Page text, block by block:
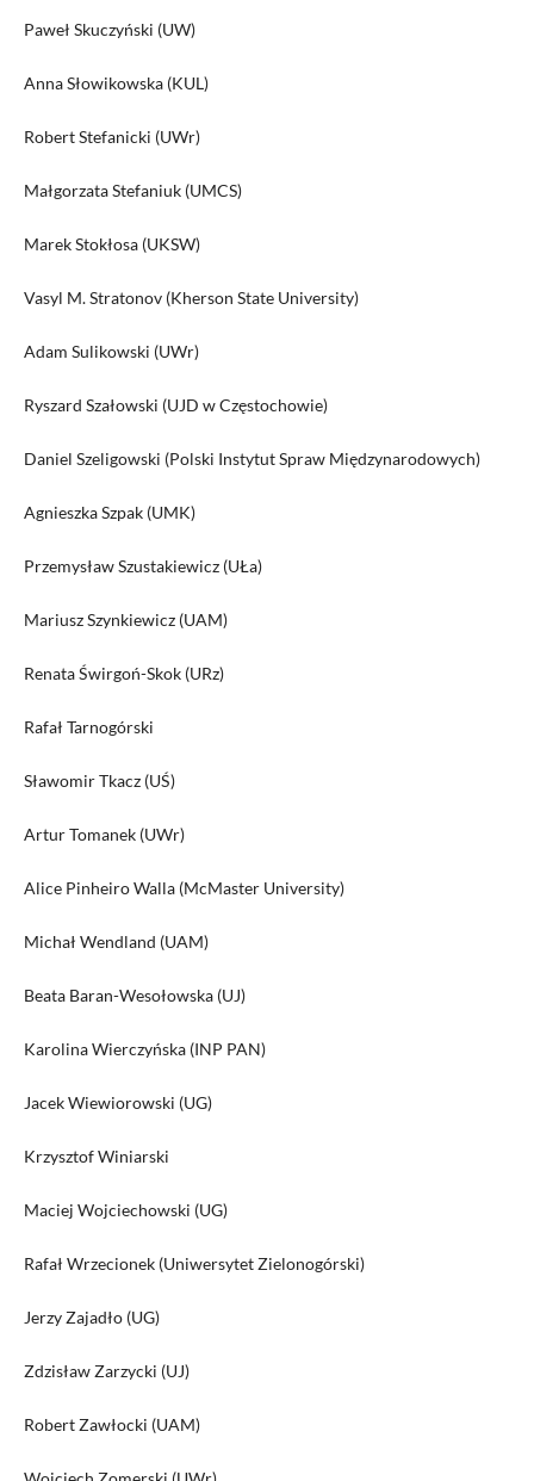
Paweł Skuczyński (UW)
Anna Słowikowska (KUL)
Robert Stefanicki (UWr)
Małgorzata Stefaniuk (UMCS)
Marek Stokłosa (UKSW)
Vasyl M. Stratonov (Kherson State University)
Adam Sulikowski (UWr)
Ryszard Szałowski (UJD w Częstochowie)
Daniel Szeligowski (Polski Instytut Spraw Międzynarodowych)
Agnieszka Szpak (UMK)
Przemysław Szustakiewicz (UŁa)
Mariusz Szynkiewicz (UAM)
Renata Świrgoń-Skok (URz)
Rafał Tarnogórski
Sławomir Tkacz (UŚ)
Artur Tomanek (UWr)
Alice Pinheiro Walla (McMaster University)
Michał Wendland (UAM)
Beata Baran-Wesołowska (UJ)
Karolina Wierczyńska (INP PAN)
Jacek Wiewiorowski (UG)
Krzysztof Winiarski
Maciej Wojciechowski (UG)
Rafał Wrzecionek (Uniwersytet Zielonogórski)
Jerzy Zajadło (UG)
Zdzisław Zarzycki (UJ)
Robert Zawłocki (UAM)